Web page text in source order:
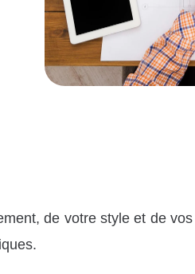
de votre style et de